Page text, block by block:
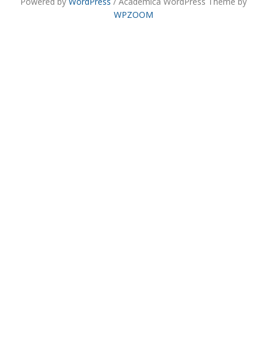
WPZOOM